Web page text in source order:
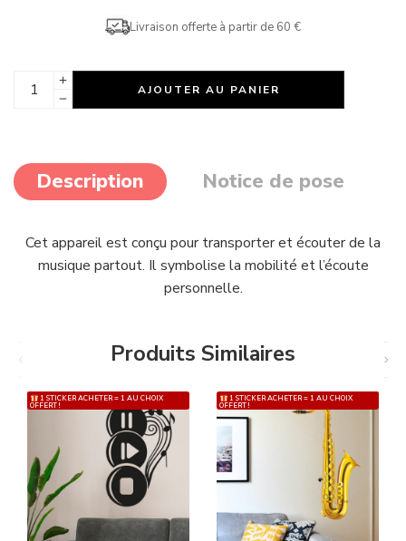
Livraison offerte à partir de 60 €
AJOUTER AU PANIER
Description Notice de pose
Cet appareil est conçu pour transporter et écouter de la
musique partout. Il symbolise la mobilité et l’écoute
personnelle.
Produits Similaires
1 STICKER ACHETER = 1 AU CHOIX
OFFERT !
1 STICKER ACHETER = 1 AU CHOIX
OFFERT !